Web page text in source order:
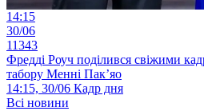
14:15
30/06
11343
Фредді Роуч поділився свіжими
табору Менні Пак’яо
14:15, 30/06 Кадр дня
Всі новини